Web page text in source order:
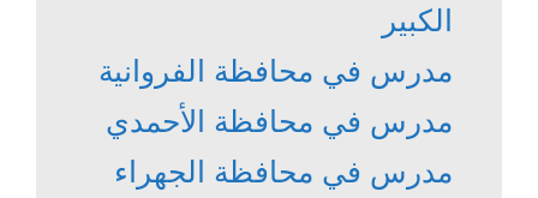
الكبير
مدرس في محافظة الفروانية
مدرس في محافظة الأحمدي
مدرس في محافظة الجهراء